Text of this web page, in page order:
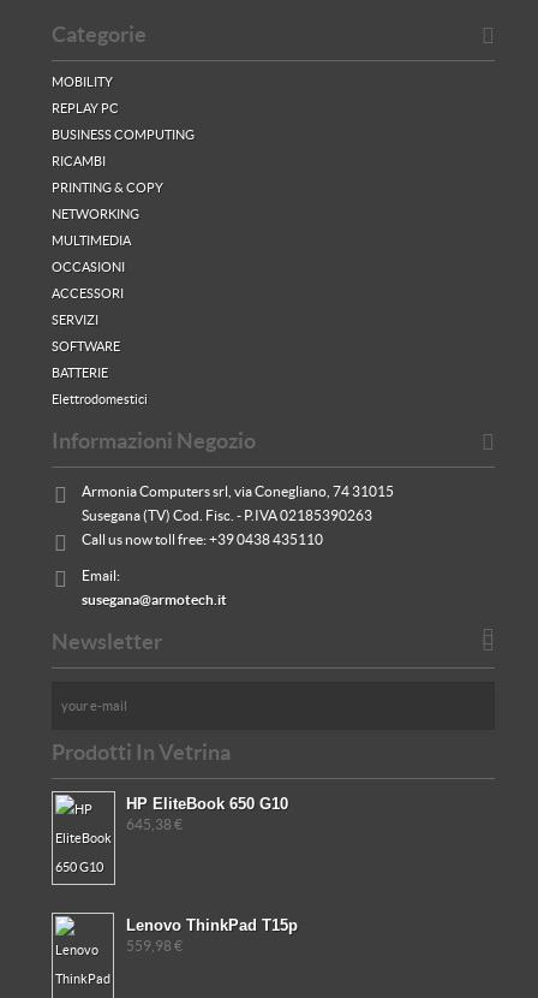
Categorie
MOBILITY
REPLAY PC
BUSINESS COMPUTING
RICAMBI
PRINTING & COPY
NETWORKING
MULTIMEDIA
OCCASIONI
ACCESSORI
SERVIZI
SOFTWARE
BATTERIE
Elettrodomestici
Informazioni Negozio
Armonia Computers srl, via Conegliano, 74 31015
Susegana (TV) Cod. Fisc. - P.IVA 02185390263
Call us now toll free:+39 0438 435110
Email:
susegana@armotech.it
Newsletter
Prodotti In Vetrina
HP EliteBook 650 G10
645,38 €
Lenovo ThinkPad T15p
559,98 €